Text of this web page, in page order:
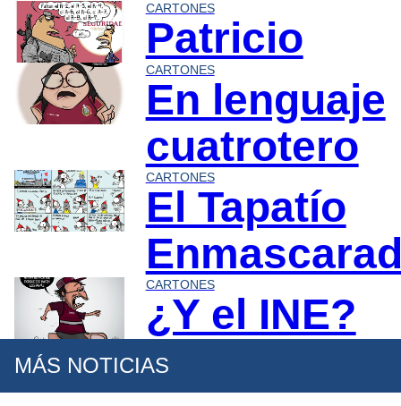
CARTONES
Patricio
CARTONES
En lenguaje
cuatrotero
CARTONES
El Tapatío
CARTONES
¿Y el INE?
MÁS NOTICIAS